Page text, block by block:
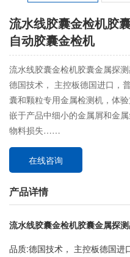
流水线胶囊金检机胶
自动胶囊金检机
流水线胶囊金检机胶囊金属探
德国技术， 主控板德国进口，
囊和颗粒专用金属检测机，体
嵌于产品中细小的金属屑和金
物料损失……
在线咨询
产品详情
流水线胶囊金检机胶囊金属探
品质:德国技术， 主控板德国进